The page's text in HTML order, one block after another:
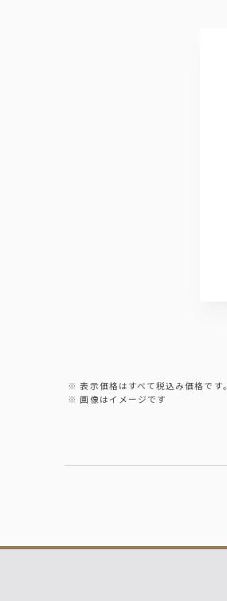
表示価格はすべて税込み価格です。
画像はイメージです